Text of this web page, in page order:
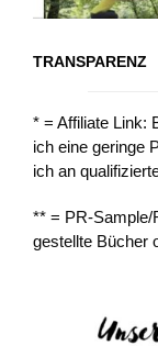
TRANSPARENZ
* = Affiliate Link:
ich eine geringe
ich an
** = PR-Sample/
gestellte Bücher